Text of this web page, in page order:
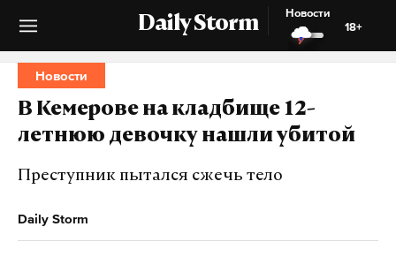
Daily Storm
Новости
18+
Новости
В Кемерове на кладбище 12-
летнюю девочку нашли убитой
Преступник пытался сжечь тело
Daily Storm